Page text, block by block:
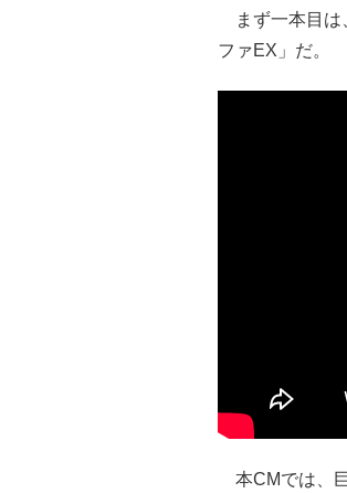
まず一本目は
ファEX」だ。
本CMでは、